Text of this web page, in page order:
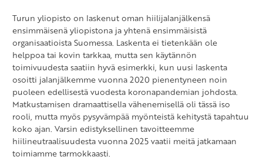
Turun yliopisto on laskenut oman hiilijalanjälkensä
ensimmäisenä yliopistona ja yhtenä ensimmäisistä
organisaatioista Suomessa. Laskenta ei tietenkään ole
helppoa tai kovin tarkkaa, mutta sen käytännön
toimivuudesta saatiin hyvä esimerkki, kun uusi laskenta
osoitti jalanjälkemme vuonna 2020 pienentyneen noin
puoleen edellisestä vuodesta koronapandemian johdosta.
Matkustamisen dramaattisella vähenemisellä oli tässä iso
rooli, mutta myös pysyvämpää myönteistä kehitystä tapahtuu
koko ajan. Varsin edistyksellinen tavoitteemme
hiilineutraalisuudesta vuonna 2025 vaatii meitä jatkamaan
toimiamme tarmokkaasti.